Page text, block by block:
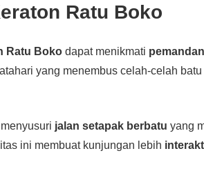
Ratu Boko
Ratu Boko dapat menikmati
yang menembus celah-celah
jalan setapak berbatu yang
ini membuat kunjungan lebih